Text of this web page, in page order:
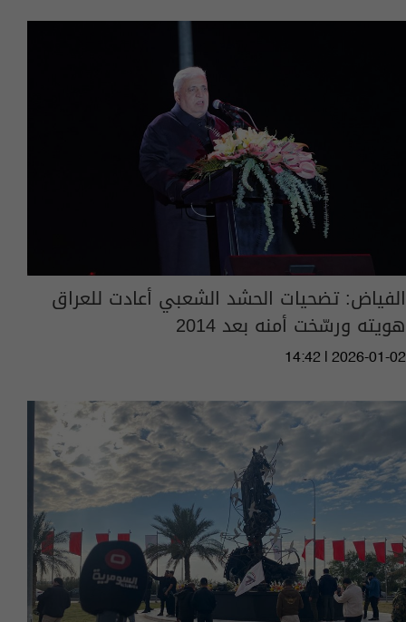
الفياض: تضحيات الحشد الشعبي أعادت للعراق
هويته ورسّخت أمنه بعد 2014
14:42 | 2026-01-02